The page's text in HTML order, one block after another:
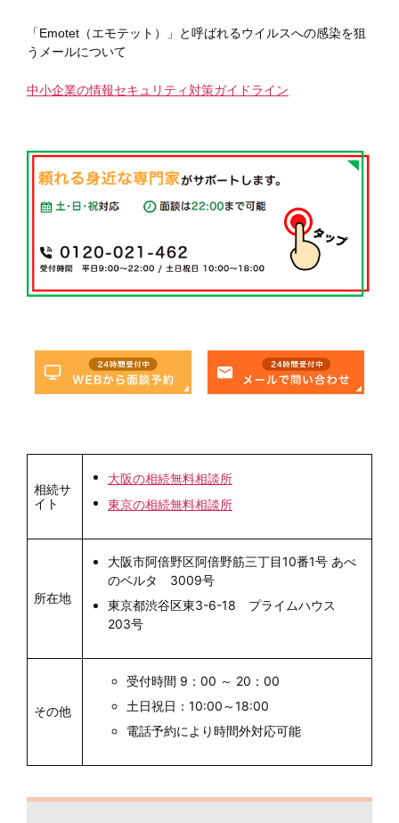
「Emotet（エモテット）」と呼ばれるウイルスへの感染を狙
うメールについて
中小企業の情報セキュリティ対策ガイドライン
相続サ
イト
大阪の相続無料相談所
東京の相続無料相談所
所在地
大阪市阿倍野区阿倍野筋三丁目10番1号 あべ
のベルタ 3009号
東京都渋谷区東3-6-18 プライムハウス
203号
その他
受付時間 9：00 ～ 20：00
土日祝日：10:00～18:00
電話予約により時間外対応可能